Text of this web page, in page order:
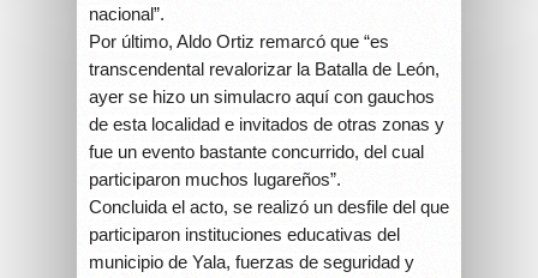
nacional”.
Por último, Aldo Ortiz remarcó que “es
transcendental revalorizar la Batalla de León,
ayer se hizo un simulacro aquí con gauchos
de esta localidad e invitados de otras zonas y
fue un evento bastante concurrido, del cual
participaron muchos lugareños”.
Concluida el acto, se realizó un desfile del que
participaron instituciones educativas del
municipio de Yala, fuerzas de seguridad y